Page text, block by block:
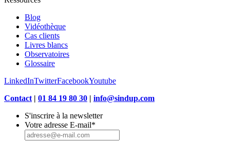
Blog
Vidéothèque
Cas clients
Livres blancs
Observatoires
Glossaire
LinkedInTwitterFacebookYoutube
Contact | 01 84 19 80 30 | info@sindup.com
S'inscrire à la newsletter
Votre adresse E-mail*